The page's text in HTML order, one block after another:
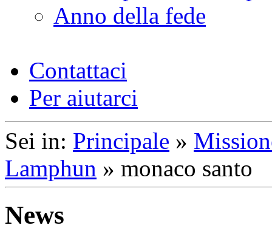
Anno della fede
Contattaci
Per aiutarci
Sei in: Principale »
Lamphun » monaco santo
News